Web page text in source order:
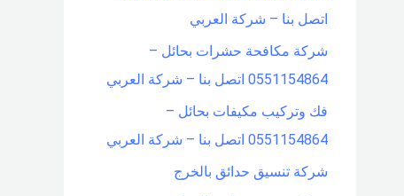
اتصل بنا – شركة العربي
شركة مكافحة حشرات بحائل –
0551154864 اتصل بنا – شركة العربي
فك وتركيب مكيفات بحائل –
0551154864 اتصل بنا – شركة العربي
شركة تنسيق حدائق بالخرج